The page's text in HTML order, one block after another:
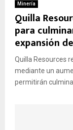
Minería
Quilla
para
expansión
Quilla Resources
mediante un
permitirán